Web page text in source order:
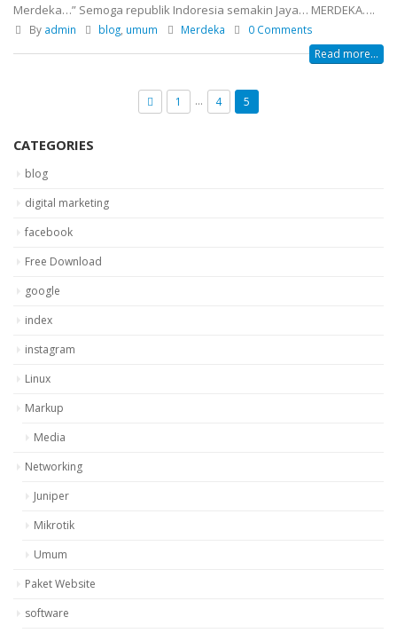
Merdeka…” Semoga republik Indoresia semakin Jaya… MERDEKA….
By admin blog umum Merdeka 0 Comments
Read more...
1 … 4 5
CATEGORIES
blog
digital marketing
facebook
Free Download
google
index
instagram
Linux
Markup
Media
Networking
Juniper
Mikrotik
Umum
Paket Website
software